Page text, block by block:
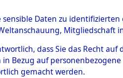
0002
sensible Daten zu
dass Sie das Recht
Bezug auf
gemacht werden.